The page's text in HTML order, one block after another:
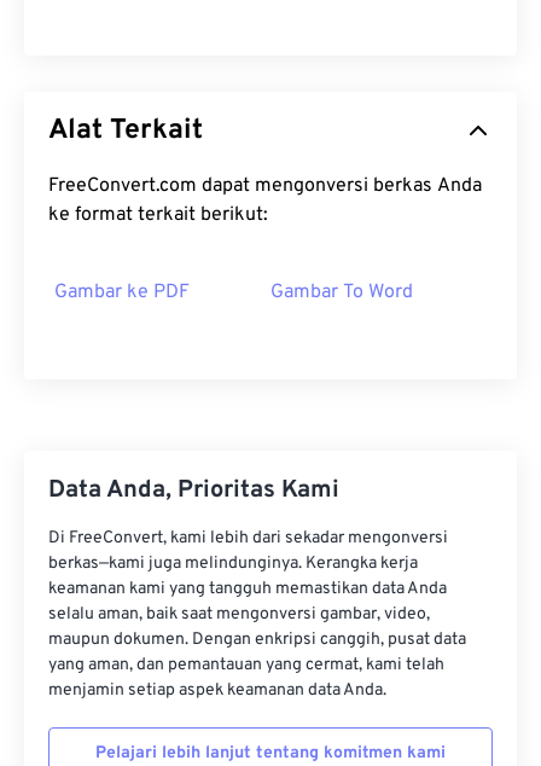
Alat Terkait
FreeConvert.com dapat mengonversi berkas Anda
ke format terkait berikut:
Gambar ke PDF Gambar To Word
Data Anda, Prioritas Kami
Di FreeConvert, kami lebih dari sekadar mengonversi
berkas—kami juga melindunginya. Kerangka kerja
keamanan kami yang tangguh memastikan data Anda
selalu aman, baik saat mengonversi gambar, video,
maupun dokumen. Dengan enkripsi canggih, pusat data
yang aman, dan pemantauan yang cermat, kami telah
menjamin setiap aspek keamanan data Anda.
Pelajari lebih lanjut tentang komitmen kami